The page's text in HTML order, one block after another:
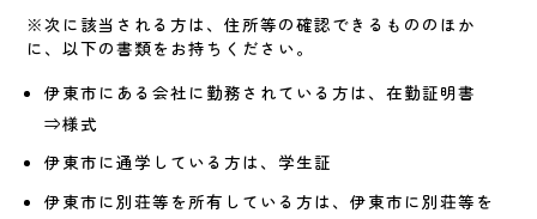
※次に該当される方は、住所等の確認できるもののほか
に、以下の書類をお持ちください。
伊東市にある会社に勤務されている方は、在勤証明書
⇒様式
伊東市に通学している方は、学生証
伊東市に別荘等を所有している方は、伊東市に別荘等を